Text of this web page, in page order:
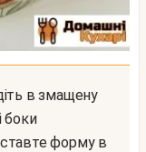
боки
форму в